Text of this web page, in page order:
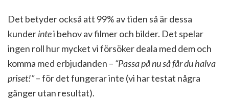
Det betyder också att 99% av tiden så är dessa
kunderintei behov av filmer och bilder. Det spelar
ingen roll hur mycket vi försöker deala med dem och
komma med erbjudanden – “Passa på nu så får du halva
priset!”– för det fungerar inte (vi har testat några
gånger utan resultat).